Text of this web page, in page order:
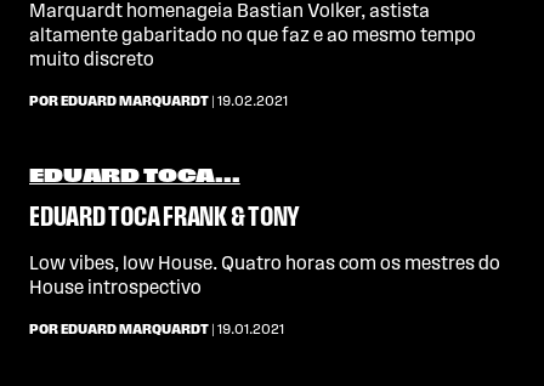
Marquardt homenageia Bastian Volker, astista
altamente gabaritado no que faz e ao mesmo tempo
muito discreto
POR EDUARD MARQUARDT | 19.02.2021
EDUARD TOCA...
EDUARD TOCA FRANK & TONY
Low vibes, low House. Quatro horas com os mestres do
House introspectivo
POR EDUARD MARQUARDT | 19.01.2021